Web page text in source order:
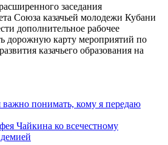
заседания
Союза казачьей молодежи Кубани
дополнительное рабочее
дорожную карту мероприятий по
казачьего образования на
понимать, кому я передаю
Чайкина ко всечестному